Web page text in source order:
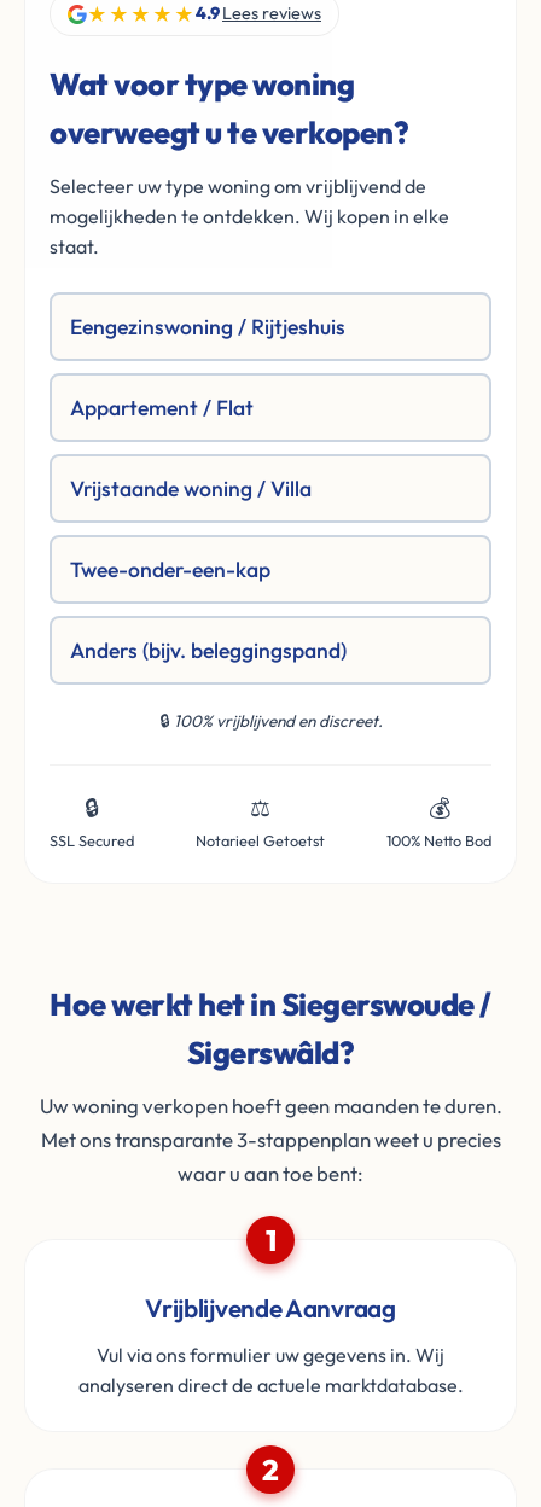
★★★★★4.9Lees reviews
Wat voor type woning
overweegt u te verkopen?
Selecteer uw type woning om vrijblijvend de
mogelijkheden te ontdekken. Wij kopen in elke
staat.
Eengezinswoning / Rijtjeshuis
Appartement / Flat
Vrijstaande woning / Villa
Twee-onder-een-kap
Anders (bijv. beleggingspand)
🔒 100% vrijblijvend en discreet.
🔒
SSL Secured
⚖️
Notarieel Getoetst
💰
100% Netto Bod
Hoe werkt het in Siegerswoude /
Sigerswâld?
Uw woning verkopen hoeft geen maanden te duren.
Met ons transparante 3-stappenplan weet u precies
waar u aan toe bent:
1
Vrijblijvende Aanvraag
Vul via ons formulier uw gegevens in. Wij
analyseren direct de actuele marktdatabase.
2